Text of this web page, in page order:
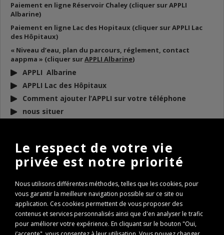
Paiement en ligne Réservoir Chaley (cliquer sur APPLI
Albarine)
Paiement en ligne Lac des Hopitaux (cliquer sur APPLI Lac
des Hôpitaux)
« Niveau d’eau, plan du parcours, réglement, contact
aappma » (cliquer surAPPLI Albarine)
APPLI Albarine
APPLI Lac des Hôpitaux
Comment ajouter l’APPLI sur votre téléphone
nous situer
DOCUMENTS À TÉLÉCHARGER
BULLETIN D’INFO 2026
ARP 2026
Conseils de remise à l’eau des poissons
Règlementation Lac des Hôpitaux 2026
Fenêtre de capture Brochet
Le respect de votre vie
privée est notre priorité
Nous utilisons différentes méthodes, telles que les cookies, pour
vous garantir la meilleure navigation possible sur ce site ou
application. Ces cookies permettent de vous proposer des
contenus et services personnalisés ainsi que d'en analyser le trafic
pour améliorer votre expérience. En cliquant sur le bouton "Oui,